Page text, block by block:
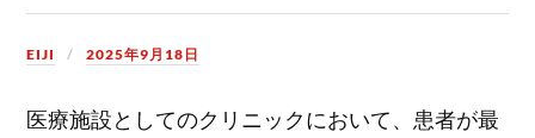
EIJI 2025年9月18日
医療施設としてのクリニックにおいて、患者が最